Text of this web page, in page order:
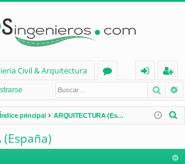
Civil & Arquitectura
os
nt
ifi
eg
ist
ra
Índice principal ARQUITECTURA (España)
(España)